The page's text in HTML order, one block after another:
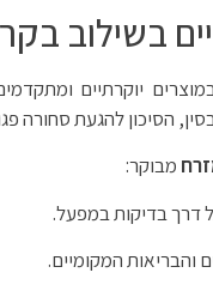
בשילוב
יוקרתיים
הסיכון להגעת סחורה
מבוקר:
דרך בדיקות במפעל.
והבריאות המקומיים.